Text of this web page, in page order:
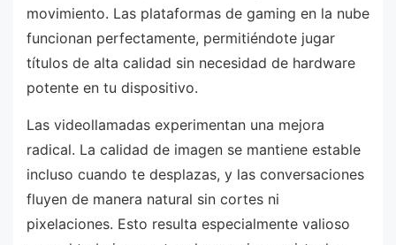
movimiento. Las plataformas de gaming en la nube
funcionan perfectamente, permitiéndote jugar
títulos de alta calidad sin necesidad de hardware
potente en tu dispositivo.
Las videollamadas experimentan una mejora
radical. La calidad de imagen se mantiene estable
incluso cuando te desplazas, y las conversaciones
fluyen de manera natural sin cortes ni
pixelaciones. Esto resulta especialmente valioso